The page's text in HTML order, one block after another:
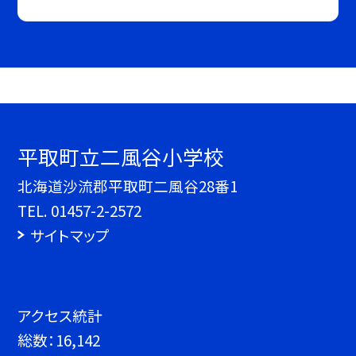
平取町立二風谷小学校
北海道沙流郡平取町二風谷28番1
TEL. 01457-2-2572
サイトマップ
アクセス統計
総数： 16,142